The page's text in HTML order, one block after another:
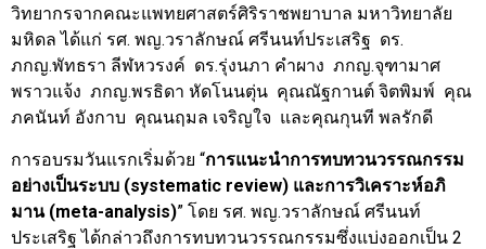
วิทยากรจากคณะแพทยศาสตร์ศิริราชพยาบาล มหาวิทยาลัย
มหิดล ได้แก่ รศ. พญ.วราลักษณ์ ศรีนนท์ประเสริฐ ดร.
ภกญ.พัทธรา ลีฬหวรงค์ ดร.รุ่งนภา คำผาง ภกญ.จุฑามาศ
พราวแจ้ง ภกญ.พรธิดา หัดโนนตุ่น คุณณัฐกานต์ จิตพิมพ์ คุณ
ภคนันท์ อังกาบ คุณนฤมล เจริญใจ และคุณกุนที พลรักดี
การอบรมวันแรกเริ่มด้วย “การแนะนำการทบทวนวรรณกรรม
อย่างเป็นระบบ (systematic review) และการวิเคราะห์อภิ
มาน (meta-analysis)” โดย รศ. พญ.วราลักษณ์ ศรีนนท์
ประเสริฐ ได้กล่าวถึงการทบทวนวรรณกรรมซึ่งแบ่งออกเป็น 2